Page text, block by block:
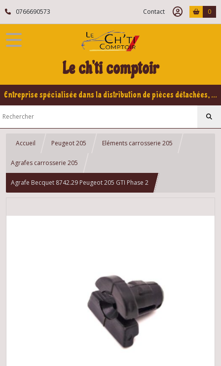
0766690573 Contact 0
Le ch'ti comptoir
Entreprise spécialisée dans la distribution de pièces détachées, refabrication pour voitures Yountimers Peugeot 205 GTI, 309 GTI - GTI16
Accueil Peugeot 205 Eléments carrosserie 205
Agrafes carrosserie 205
Agrafe Becquet 8742.29 Peugeot 205 GTI Phase 2